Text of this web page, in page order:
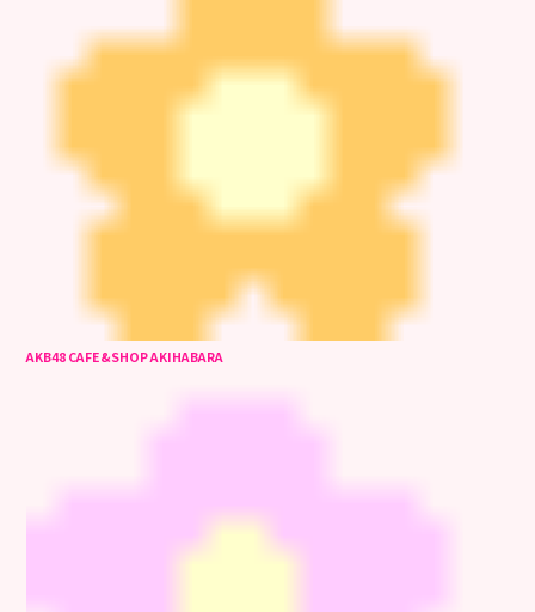
AKB48 CAFE&SHOP AKIHABARA